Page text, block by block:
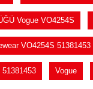
Vogue VO4254S
VO4254S 51381453
51381453 Vogue